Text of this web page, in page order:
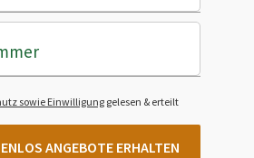
sowie Einwilligung gelesen & erteilt
ANGEBOTE ERHALTEN